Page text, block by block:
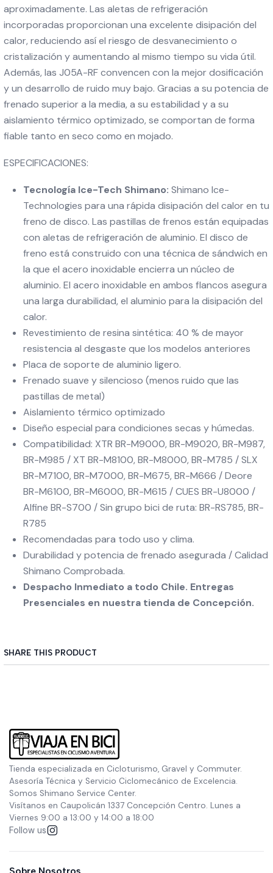
aproximadamente. Las aletas de refrigeración
incorporadas proporcionan una excelente disipación del
calor, reduciendo así el riesgo de desvanecimiento o
cristalización y aumentando al mismo tiempo su vida útil.
Además, las J05A-RF convencen con la mejor dosificación
y un desarrollo de ruido muy bajo. Gracias a su potencia de
frenado superior a la media, a su estabilidad y a su
aislamiento térmico optimizado, se comportan de forma
fiable tanto en seco como en mojado.
ESPECIFICACIONES:
Tecnología Ice-Tech Shimano: Shimano Ice-
Technologies para una rápida disipación del calor en tu
freno de disco. Las pastillas de frenos están equipadas
con aletas de refrigeración de aluminio. El disco de
freno está construido con una técnica de sándwich en
la que el acero inoxidable encierra un núcleo de
aluminio. El acero inoxidable en ambos flancos asegura
una larga durabilidad, el aluminio para la disipación del
calor.
Revestimiento de resina sintética: 40 % de mayor
resistencia al desgaste que los modelos anteriores
Placa de soporte de aluminio ligero.
Frenado suave y silencioso (menos ruido que las
pastillas de metal)
Aislamiento térmico optimizado
Diseño especial para condiciones secas y húmedas.
Compatibilidad: XTR BR-M9000, BR-M9020, BR-M987,
BR-M985 / XT BR-M8100, BR-M8000, BR-M785 / SLX
BR-M7100, BR-M7000, BR-M675, BR-M666 / Deore
BR-M6100, BR-M6000, BR-M615 / CUES BR-U8000 /
Alfine BR-S700 / Sin grupo bici de ruta: BR-RS785, BR-
R785
Recomendadas para todo uso y clima.
Durabilidad y potencia de frenado asegurada / Calidad
Shimano Comprobada.
Despacho Inmediato a todo Chile. Entregas
Presenciales en nuestra tienda de Concepción.
SHARE THIS PRODUCT
Tienda especializada en Cicloturismo, Gravel y Commuter.
Asesoría Técnica y Servicio Ciclomecánico de Excelencia.
Somos Shimano Service Center.
Visítanos en Caupolicán 1337 Concepción Centro. Lunes a
Viernes 9:00 a 13:00 y 14:00 a 18:00
Follow us